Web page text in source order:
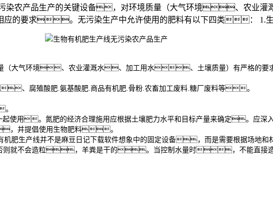
污染农产品生产的关键设备，对环境质量（大气环境、农
应的要求。无污染生产中允许使用的肥料有以下四类： 1.
（大气环境、农业灌溉水、加工用水、土壤质量）有严格的要
、腐殖酸肥.氨基酸肥.商品有机肥.骨粉.农畜加工废料.糖厂废料等。
。
使用。氮肥的经济合理施用应根据土壤肥力水平和目标产量来确定。应
，并提倡使用生物肥料。
生产线并不是麻豆日记下载软件想象中的固定设备，而是需要根据场地
就不会造粒，羊粪是干的。当控制水量时，不能直接造